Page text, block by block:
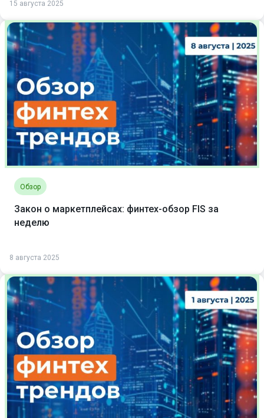
15 августа 2025
Обзор
Закон о маркетплейсах: финтех-обзор FIS за
неделю
8 августа 2025